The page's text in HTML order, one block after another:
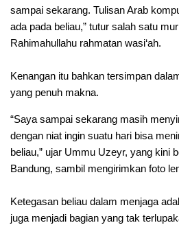
sampai sekarang. Tulisan Arab
ada pada beliau,” tutur salah satu
Rahimahullahu rahmatan wasi‘ah.
‎Kenangan itu bahkan tersimpan
yang penuh makna.
‎“Saya sampai sekarang masih
dengan niat ingin suatu hari bisa
beliau,” ujar Ummu Uzeyr, yang kini
Bandung, sambil mengirimkan foto
‎Ketegasan beliau dalam menjaga
juga menjadi bagian yang tak